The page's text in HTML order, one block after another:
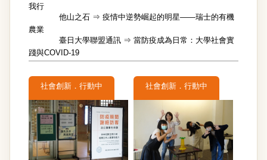
我行
他山之石 ⇒ 疫情中逆勢崛起的明星——瑞士的有機
農業
臺日大學聯盟通訊 ⇒ 當防疫成為日常：大學社會實
踐與COVID-19
社會創新．行動中 社會創新．行動中